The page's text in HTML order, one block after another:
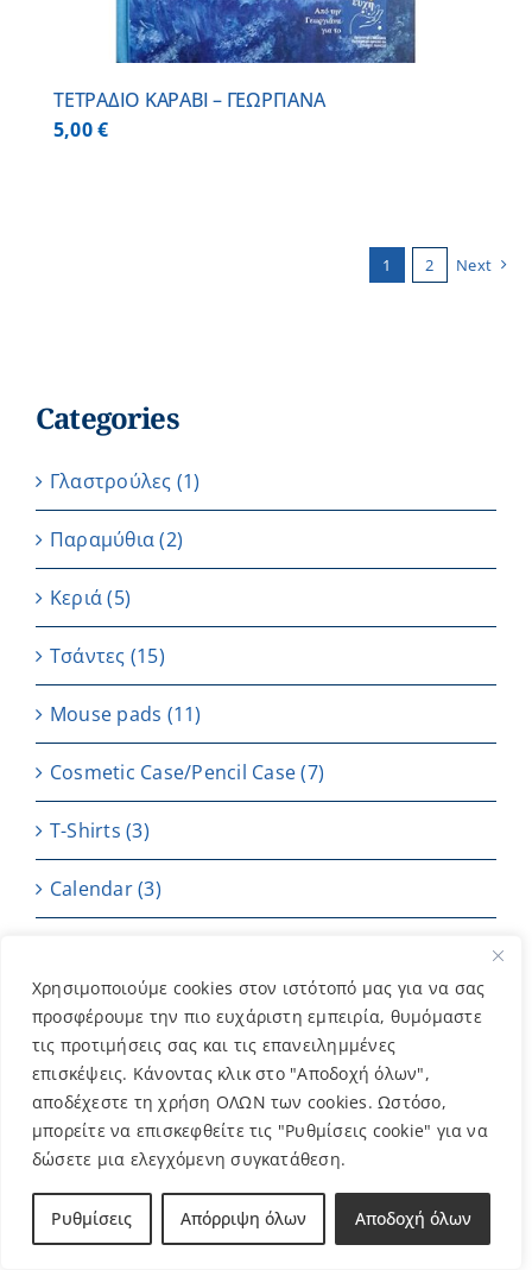
Χρησιμοποιούμε cookies στον ιστότοπό μας για να σας
προσφέρουμε την πιο ευχάριστη εμπειρία, θυμόμαστε
τις προτιμήσεις σας και τις επανειλημμένες
επισκέψεις. Κάνοντας κλικ στο "Αποδοχή όλων",
αποδέχεστε τη χρήση ΟΛΩΝ των cookies. Ωστόσο,
μπορείτε να επισκεφθείτε τις "Ρυθμίσεις cookie" για να
δώσετε μια ελεγχόμενη συγκατάθεση.
Ρυθμίσεις Απόρριψη όλων Αποδοχή όλων
ΤΕΤΡΑΔΙΟ ΚΑΡΑΒΙ – ΓΕΩΡΓΙΑΝΑ
5,00€
1 2 Next
Categories
Γλαστρούλες (1)
Παραμύθια (2)
Κεριά (5)
Τσάντες (15)
Μouse pads (11)
Cosmetic Case/Pencil Case(7)
T-Shirts (3)
Calendar(3)
Valentines Day
Keyrings (1)
Charm bracelets & Door charms(14)
Bandanas(2)